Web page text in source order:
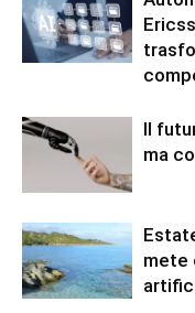
Il
ma
mete